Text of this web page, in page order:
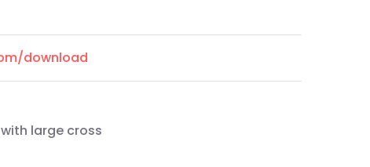
download
large cross